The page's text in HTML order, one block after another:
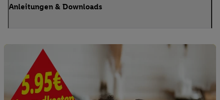
Anleitungen & Downloads